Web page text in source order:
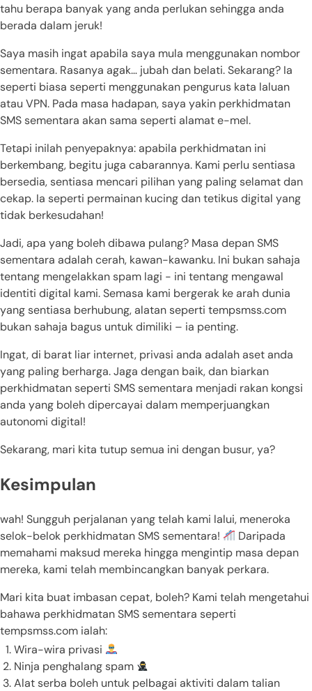
tahu berapa banyak yang anda perlukan sehingga anda
berada dalam jeruk!
Saya masih ingat apabila saya mula menggunakan nombor
sementara. Rasanya agak… jubah dan belati. Sekarang? Ia
seperti biasa seperti menggunakan pengurus kata laluan
atau VPN. Pada masa hadapan, saya yakin perkhidmatan
SMS sementara akan sama seperti alamat e-mel.
Tetapi inilah penyepaknya: apabila perkhidmatan ini
berkembang, begitu juga cabarannya. Kami perlu sentiasa
bersedia, sentiasa mencari pilihan yang paling selamat dan
cekap. Ia seperti permainan kucing dan tetikus digital yang
tidak berkesudahan!
Jadi, apa yang boleh dibawa pulang? Masa depan SMS
sementara adalah cerah, kawan-kawanku. Ini bukan sahaja
tentang mengelakkan spam lagi - ini tentang mengawal
identiti digital kami. Semasa kami bergerak ke arah dunia
yang sentiasa berhubung, alatan seperti tempsmss.com
bukan sahaja bagus untuk dimiliki – ia penting.
Ingat, di barat liar internet, privasi anda adalah aset anda
yang paling berharga. Jaga dengan baik, dan biarkan
perkhidmatan seperti SMS sementara menjadi rakan kongsi
anda yang boleh dipercayai dalam memperjuangkan
autonomi digital!
Sekarang, mari kita tutup semua ini dengan busur, ya?
Kesimpulan
wah! Sungguh perjalanan yang telah kami lalui, meneroka
selok-belok perkhidmatan SMS sementara!
Daripada
memahami maksud mereka hingga mengintip masa depan
mereka, kami telah membincangkan banyak perkara.
Mari kita buat imbasan cepat, boleh? Kami telah mengetahui
bahawa perkhidmatan SMS sementara seperti
tempsmss.com ialah:
Wira-wira privasi
Ninja penghalang spam
Alat serba boleh untuk pelbagai aktiviti dalam talian